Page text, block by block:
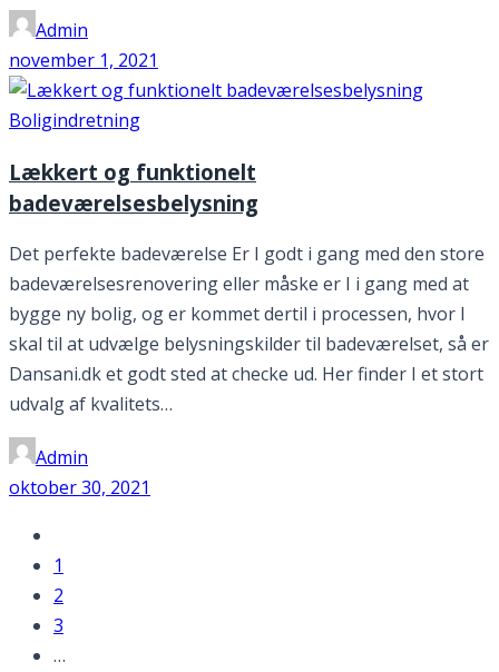
Admin
november 1, 2021
Boligindretning
Lækkert og funktionelt
badeværelsesbelysning
Det perfekte badeværelse Er I godt i gang med den store
badeværelsesrenovering eller måske er I i gang med at
bygge ny bolig, og er kommet dertil i processen, hvor I
skal til at udvælge belysningskilder til badeværelset, så er
Dansani.dk et godt sted at checke ud. Her finder I et stort
udvalg af kvalitets…
Admin
oktober 30, 2021
1
2
3
…